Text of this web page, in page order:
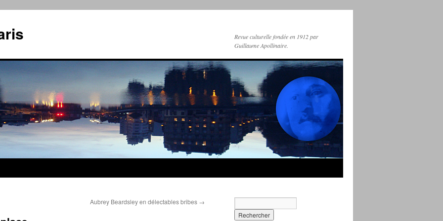
Revue culturelle fondée en 1912 par
Guillaume Apollinaire.
Aubrey Beardsley en délectables bribes →